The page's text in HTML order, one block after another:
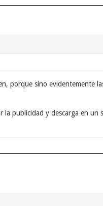
porque sino evidentemente
publicidad y descarga en un